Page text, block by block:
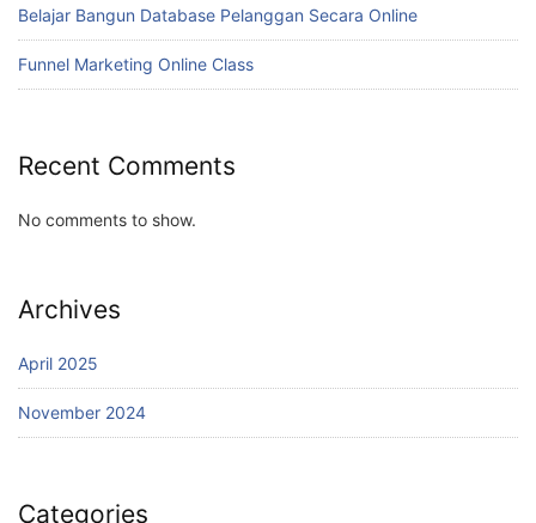
Belajar Bangun Database Pelanggan Secara Online
Funnel Marketing Online Class
Recent Comments
No comments to show.
Archives
April 2025
November 2024
Categories